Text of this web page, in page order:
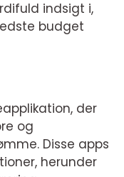
indsigt i,
budget
der
og
Disse apps
herunder